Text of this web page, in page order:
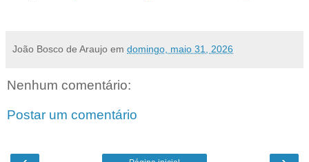
João Bosco de Araujo em domingo, maio 31, 2026
Nenhum comentário:
Postar um comentário